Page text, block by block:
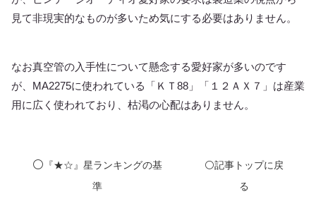
見て非現実的なものが多いため気にする必要はありません。
なお真空管の入手性について懸念する愛好家が多いのです
が、MA2275に使われている「ＫＴ88」「１２ＡＸ７」は産業
用に広く使われており、枯渇の心配はありません。
⚪️ 『★☆』星ランキングの基
準
⚪️記事トップに戻
る